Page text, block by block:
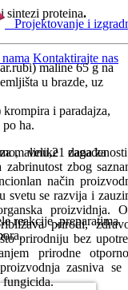
Projektovanje i
Kontaktirajte nas
velike
zbog
način
svetu se razvija i
proizvidnja.
prirodi,
prirodniju bez
prirodne
zasniva se
fungicida.
sintezi proteina.
maline 65 g na
u brazde, uz
i paradajza,
ha.
malinu,21 dana za
reakcije ,preparatima